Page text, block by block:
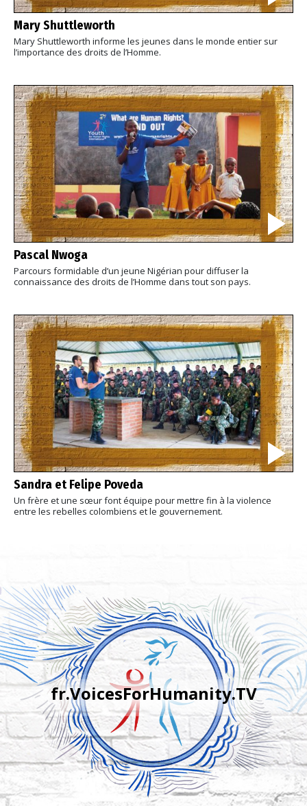
Mary Shuttleworth
Mary Shuttleworth informe les jeunes dans le monde entier sur
l’importance des droits de l’Homme.
Pascal Nwoga
Parcours formidable d’un jeune Nigérian pour diffuser la
connaissance des droits de l’Homme dans tout son pays.
Sandra et Felipe Poveda
Un frère et une sœur font équipe pour mettre fin à la violence
entre les rebelles colombiens et le gouvernement.
fr.VoicesForHumanity.TV